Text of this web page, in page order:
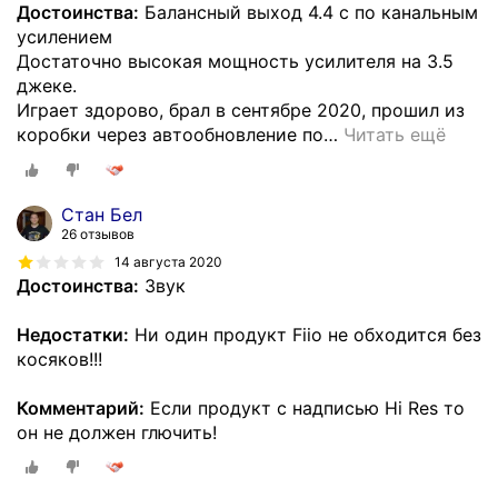
Достоинства: Балансный выход 4.4 с по канальным
усилением
Достаточно высокая мощность усилителя на 3.5
джеке.
Играет здорово, брал в сентябре 2020, прошил из
коробки через автообновление по… Читать ещё
Cтан Бел
26 отзывов
14 августа 2020
Достоинства: Звук
Недостатки: Hи один продукт Fiio не обходится без
косяков!!!
Комментарий: Если продукт с надписью Hi Res то
он не должен глючить!